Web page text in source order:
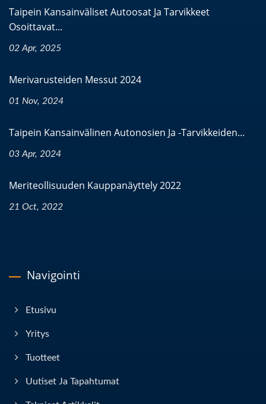
Taipein Kansainväliset Autoosat Ja Tarvikkeet
Osoittavat...
02 Apr, 2025
Merivarusteiden Messut 2024
01 Nov, 2024
Taipein Kansainvälinen Autonosien Ja -tarvikkeiden...
03 Apr, 2024
Meriteollisuuden Kauppanäyttely 2022
21 Oct, 2022
Navigointi
Etusivu
Yritys
Tuotteet
Uutiset Ja Tapahtumat